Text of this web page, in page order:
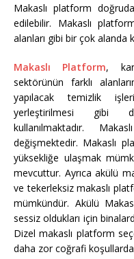
Makaslı platform
edilebilir. Makaslı
alanları gibi bir çok alanda
Makaslı Platform,
sektörünün farklı
yapılacak temizlik
yerleştirilmesi gibi
kullanılmaktadır.
değişmektedir. Makaslı
yüksekliğe ulaşmak
mevcuttur. Ayrıca akülü
ve tekerleksiz makaslı
mümkündür. Akülü
sessiz oldukları için
Dizel makaslı platform
daha zor coğrafi